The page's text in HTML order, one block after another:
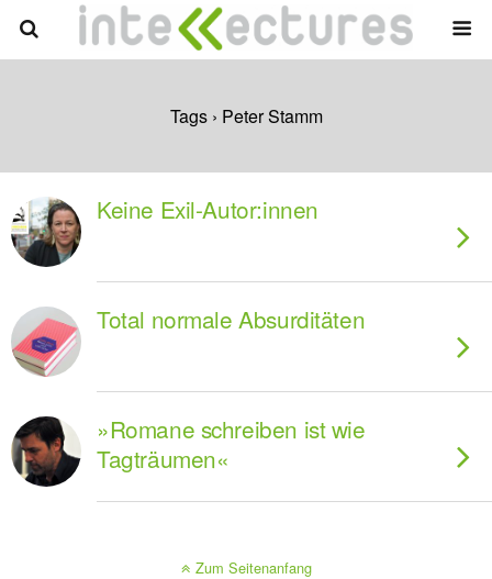
Tags › Peter Stamm
Keine Exil-Autor:innen
Total normale Absurditäten
»Romane schreiben ist wie
Tagträumen«
Zum Seitenanfang